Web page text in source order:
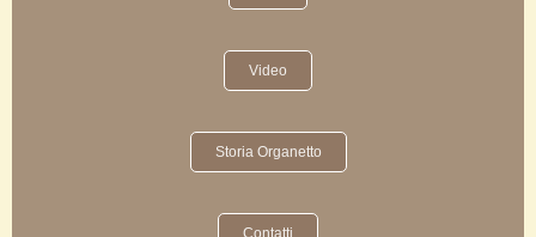
Video
Storia Organetto